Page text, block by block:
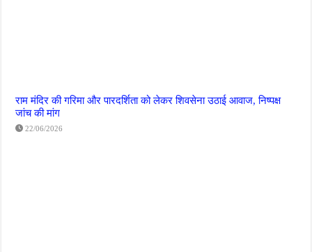
राम मंदिर की गरिमा और पारदर्शिता को लेकर शिवसेना उठाई आवाज, निष्पक्ष
जांच की मांग
22/06/2026